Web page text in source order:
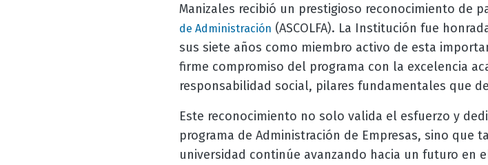
Manizales recibió un prestigioso reconocimiento de
de Administración (ASCOLFA). La Institución fue
sus siete años como miembro activo de esta
firme compromiso del programa con la excelencia
responsabilidad social, pilares fundamentales que
Este reconocimiento no solo valida el esfuerzo y
programa de Administración de Empresas, sino
universidad continúe avanzando hacia un futuro en